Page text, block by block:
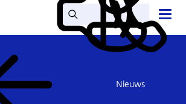
Zoek Lees
voor
Mijn
DNB
Contact
Nieuws